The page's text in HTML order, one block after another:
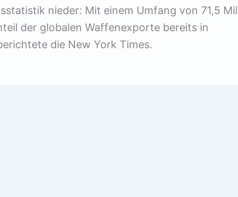
nieder: Mit einem Umfang von 71,5
der globalen Waffenexporte bereits in
die New York Times.